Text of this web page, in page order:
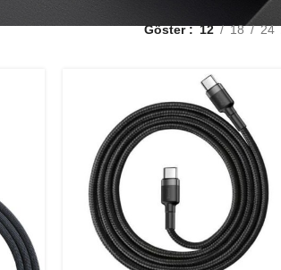
Göster 12 18 24